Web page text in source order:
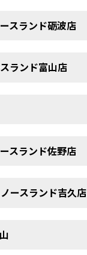
スランド砺波店
ランド富山店
スランド佐野店
ースランド吉久店